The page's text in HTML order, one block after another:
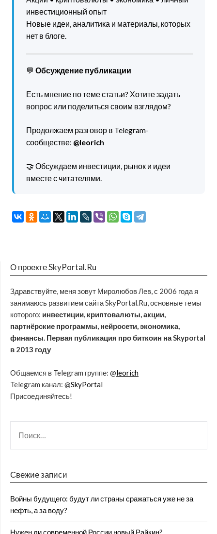
инвестиционный опыт
Новые идеи, аналитика и материалы, которых
нет в блоге.
💬 Обсуждение публикации
Есть мнение по теме статьи? Хотите задать
вопрос или поделиться своим взглядом?
Продолжаем разговор в Telegram-
сообществе: @leorich
🤝 Обсуждаем инвестиции, рынок и идеи
вместе с читателями.
О проекте SkyPortal.Ru
Здравствуйте, меня зовут Миролюбов Лев, с 2006 года я
занимаюсь развитием сайта SkyPortal.Ru, основные темы
которого: инвестиции, криптовалюты, акции,
партнёрские программы, нейросети, экономика,
финансы. Первая публикация про биткоин на Skyportal
в 2013 году
Общаемся в Telegram группе: @leorich
Telegram канал: @SkyPortal
Присоединяйтесь!
Свежие записи
Войны будущего: будут ли страны сражаться уже не за
нефть, а за воду?
Нужен ли современной России новый Райкин?